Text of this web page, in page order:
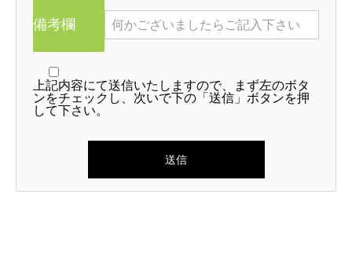
備考欄
上記内容にて送信いたしますので、まず左のボタ
ンをチェックし、次いで下の「送信」ボタンを押
して下さい。
卒塔婆申し込みフォーム
卒塔婆申込FAX